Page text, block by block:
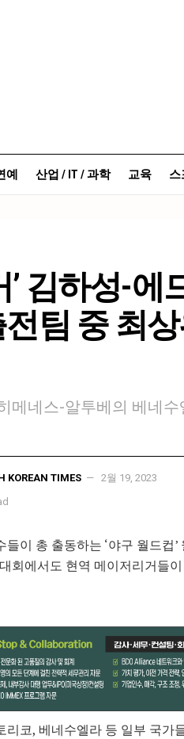
예 산업 / IT / 과학 교육 스
’ 김하성-에
전팀 중 최
메네스-알투베의 베네수
KOREAN TIMES 2월 19, 2023
이 총 출동하는 ‘야구 월드컵’
회에서도 현역 메이저리거들
코, 베네수엘라 등 일부 국가